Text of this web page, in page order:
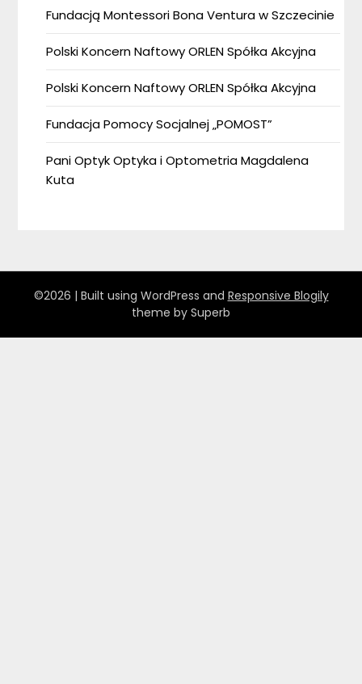
Fundacją Montessori Bona Ventura w Szczecinie
Polski Koncern Naftowy ORLEN Spółka Akcyjna
Polski Koncern Naftowy ORLEN Spółka Akcyjna
Fundacja Pomocy Socjalnej „POMOST”
Pani Optyk Optyka i Optometria Magdalena
Kuta
©2026 | Built using WordPress and Responsive Blogily
theme by Superb